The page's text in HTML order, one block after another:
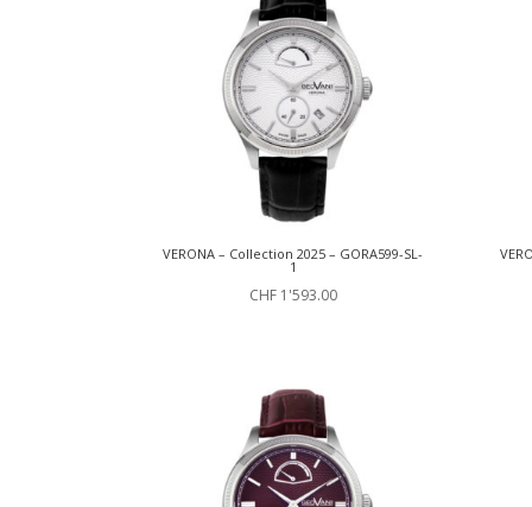
VERONA – Collection 2025 – GORA599-SL-
1
CHF1'593.00